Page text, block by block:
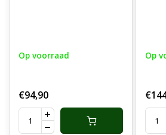
Op voorraad
€94,90
Op